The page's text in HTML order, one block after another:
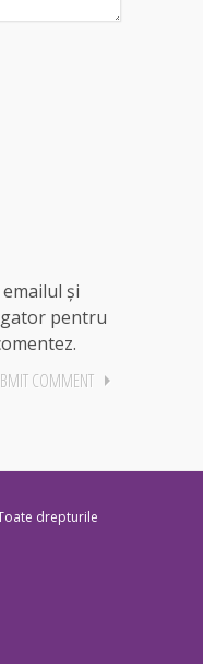
și
pentru
drepturile